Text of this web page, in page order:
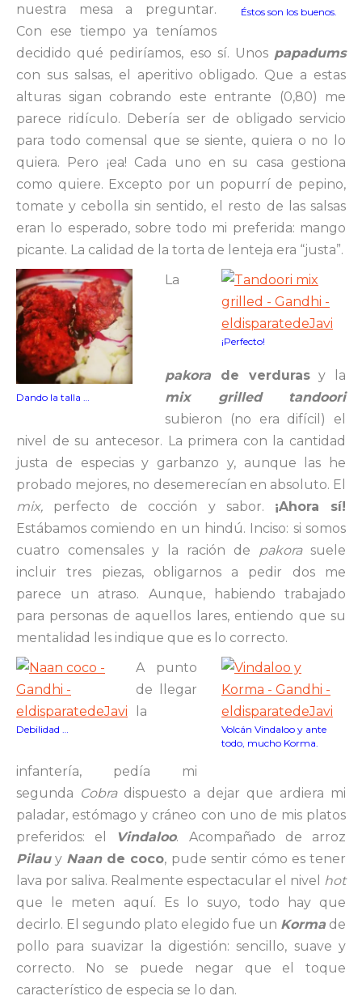
Éstos son los buenos.
nuestra mesa a preguntar.
Con ese tiempo ya teníamos
decidido qué pediríamos, eso sí. Unos papadums
con sus salsas, el aperitivo obligado. Que a estas
alturas sigan cobrando este entrante (0,80) me
parece ridículo. Debería ser de obligado servicio
para todo comensal que se siente, quiera o no lo
quiera. Pero ¡ea! Cada uno en su casa gestiona
como quiere. Excepto por un popurrí de pepino,
tomate y cebolla sin sentido, el resto de las salsas
eran lo esperado, sobre todo mi preferida: mango
picante. La calidad de la torta de lenteja era “justa”.
Dando la talla …
¡Perfecto!
La
pakora de verdurasy la
mix grilled tandoori
subieron (no era difícil) el
nivel de su antecesor. La primera con la cantidad
justa de especias y garbanzo y, aunque las he
probado mejores, no desemerecían en absoluto. El
mix, perfecto de cocción y sabor. ¡Ahora sí!
Estábamos comiendo en un hindú. Inciso: si somos
cuatro comensales y la ración de pakorasuele
incluir tres piezas, obligarnos a pedir dos me
parece un atraso. Aunque, habiendo trabajado
para personas de aquellos lares, entiendo que su
mentalidad les indique que es lo correcto.
Volcán Vindaloo y ante
todo, mucho Korma.
Debilidad …
A punto
de llegar
la
infantería, pedía mi
segunda Cobradispuesto a dejar que ardiera mi
paladar, estómago y cráneo con uno de mis platos
preferidos: el Vindaloo. Acompañado de arroz
Pilauy Naande coco, pude sentir cómo es tener
lava por saliva. Realmente espectacular el nivel hot
que le meten aquí. Es lo suyo, todo hay que
decirlo. El segundo plato elegido fue un Korma de
pollo para suavizar la digestión: sencillo, suave y
correcto. No se puede negar que el toque
característico de especia se lo dan.